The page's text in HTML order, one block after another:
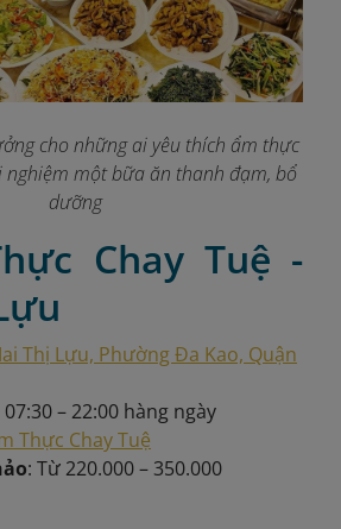
cho những ai yêu thích ẩm thực
nghiệm một bữa ăn thanh đạm, bổ
dưỡng
Chay Tuệ -
Thị Lựu, Phường Đa Kao, Quận
07:30 – 22:00 hàng ngày
Thực Chay Tuệ
: Từ 220.000 – 350.000